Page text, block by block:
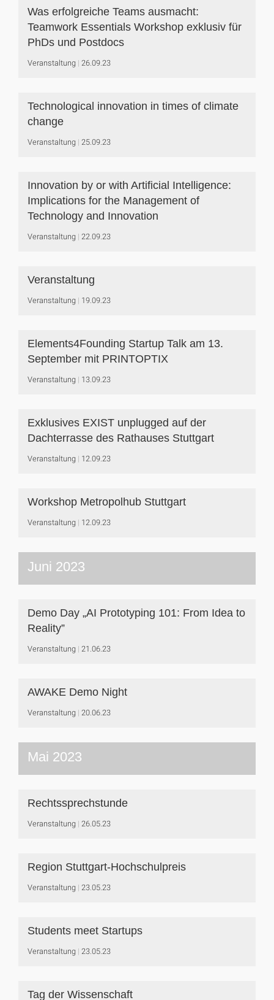
Was erfolgreiche Teams ausmacht:
Teamwork Essentials Workshop exklusiv für
PhDs und Postdocs
Veranstaltung 26.09.23
Technological innovation in times of climate
change
Veranstaltung 25.09.23
Innovation by or with Artificial Intelligence:
Implications for the Management of
Technology and Innovation
Veranstaltung 22.09.23
Veranstaltung
Veranstaltung 19.09.23
Elements4Founding Startup Talk am 13.
September mit PRINTOPTIX
Veranstaltung 13.09.23
Exklusives EXIST unplugged auf der
Dachterrasse des Rathauses Stuttgart
Veranstaltung 12.09.23
Workshop Metropolhub Stuttgart
Veranstaltung 12.09.23
Juni 2023
Demo Day „AI Prototyping 101: From Idea to
Reality”
Veranstaltung 21.06.23
AWAKE Demo Night
Veranstaltung 20.06.23
Mai 2023
Rechtssprechstunde
Veranstaltung 26.05.23
Region Stuttgart-Hochschulpreis
Veranstaltung 23.05.23
Students meet Startups
Veranstaltung 23.05.23
Tag der Wissenschaft